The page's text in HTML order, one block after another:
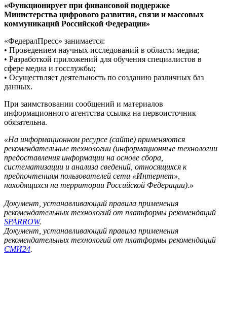
«Функционирует при финансовой поддержке
Министерства цифрового развития, связи и массовых
коммуникаций Российской Федерации»
«ФедералПресс» занимается:
• Проведением научных исследований в области медиа;
• Разработкой приложений для обучения специалистов в
сфере медиа и госслужбы;
• Осуществляет деятельность по созданию различных баз
данных.
При заимствовании сообщений и материалов
информационного агентства ссылка на первоисточник
обязательна.
«На информационном ресурсе (сайте) применяются
рекомендательные технологии (информационные технологии
предоставления информации на основе сбора,
систематизации и анализа сведений, относящихся к
предпочтениям пользователей сети «Интернет»,
находящихся на территории Российской Федерации).»
Документ, устанавливающий правила применения
рекомендательных технологий от платформы рекомендаций
SPARROW.
Документ, устанавливающий правила применения
рекомендательных технологий от платформы рекомендаций
СМИ24.